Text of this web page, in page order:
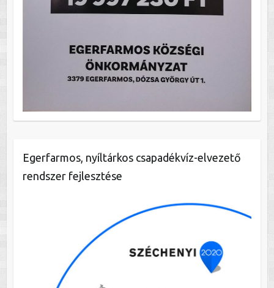
Egerfarmos, nyíltárkos csapadékvíz-elvezető
rendszer fejlesztése